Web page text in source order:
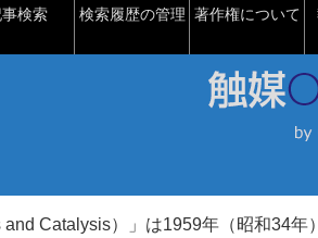
検索 検索履歴の管理 著作権について
and Catalysis）」は1959年（昭和34年